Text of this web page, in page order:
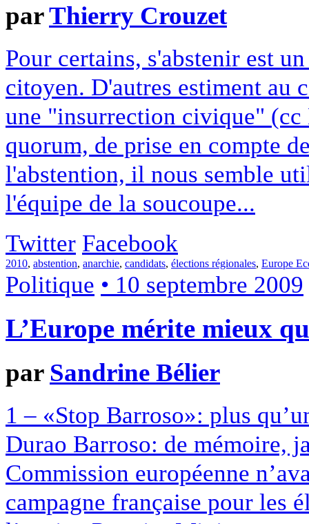
parThierry Crouzet
Pour certains, s'abstenir est
citoyen. D'autres estiment au
une "insurrection civique" (cc
quorum, de prise en compte
l'abstention, il nous semble
l'équipe de la soucoupe...
Twitter Facebook
2010, abstention, anarchie, candidats, élections régionales, Europe
Politique • 10 septembre 2009
L’Europe mérite mieux
par Sandrine Bélier
1 – «Stop Barroso»: plus
Durao Barroso: de mémoire,
Commission européenne
campagne française pour les